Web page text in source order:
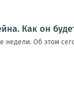
Как он
Об этом